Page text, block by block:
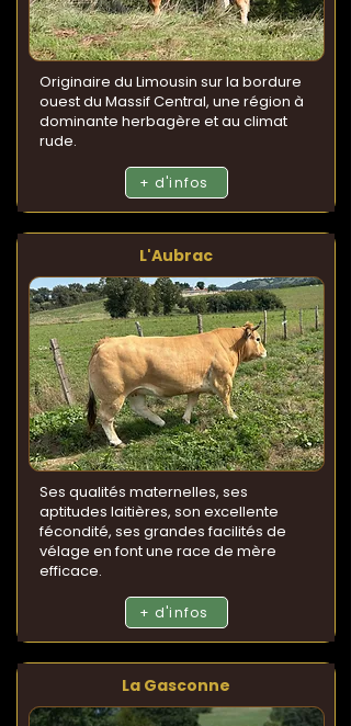
Originaire du Limousin sur la bordure
ouest du Massif Central, une région à
dominante herbagère et au climat
rude.
+ d'infos
L'Aubrac
Ses qualités maternelles, ses
aptitudes laitières, son excellente
fécondité, ses grandes facilités de
vélage en font une race de mère
efficace.
+ d'infos
La Gasconne